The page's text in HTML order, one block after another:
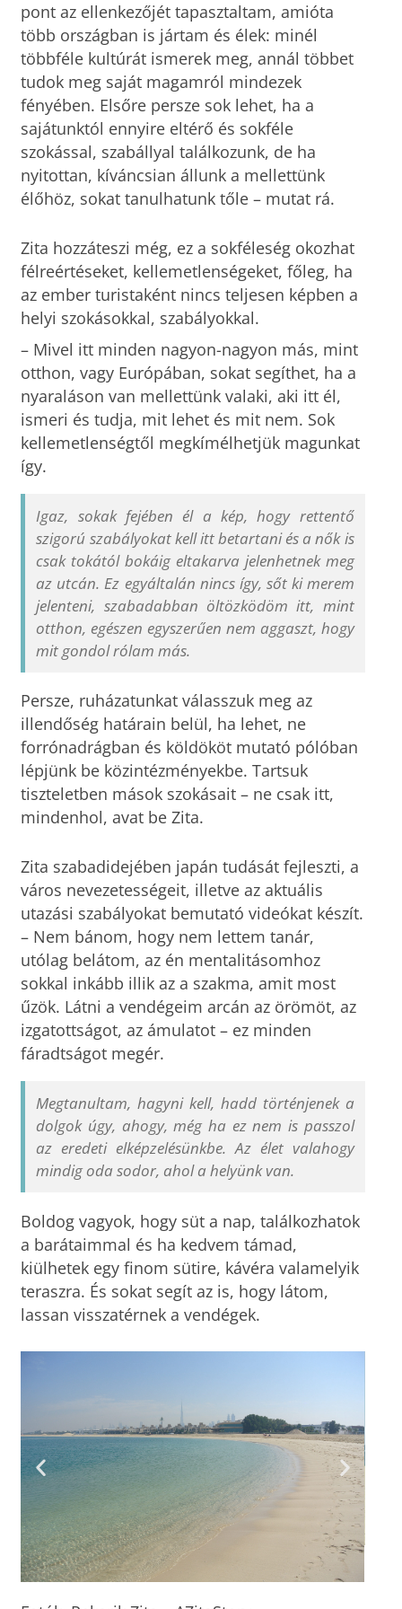
pont az ellenkezőjét tapasztaltam, amióta
több országban is jártam és élek: minél
többféle kultúrát ismerek meg, annál többet
tudok meg saját magamról mindezek
fényében. Elsőre persze sok lehet, ha a
sajátunktól ennyire eltérő és sokféle
szokással, szabállyal találkozunk, de ha
nyitottan, kíváncsian állunk a mellettünk
élőhöz, sokat tanulhatunk tőle – mutat rá.
Zita hozzáteszi még, ez a sokféleség okozhat
félreértéseket, kellemetlenségeket, főleg, ha
az ember turistaként nincs teljesen képben a
helyi szokásokkal, szabályokkal.
– Mivel itt minden nagyon-nagyon más, mint
otthon, vagy Európában, sokat segíthet, ha a
nyaraláson van mellettünk valaki, aki itt él,
ismeri és tudja, mit lehet és mit nem. Sok
kellemetlenségtől megkímélhetjük magunkat
így.
Igaz, sokak fejében él a kép, hogy rettentő
szigorú szabályokat kell itt betartani és a nők is
csak tokától bokáig eltakarva jelenhetnek meg
az utcán. Ez egyáltalán nincs így, sőt ki merem
jelenteni, szabadabban öltözködöm itt, mint
otthon, egészen egyszerűen nem aggaszt, hogy
mit gondol rólam más.
Persze, ruházatunkat válasszuk meg az
illendőség határain belül, ha lehet, ne
forrónadrágban és köldököt mutató pólóban
lépjünk be közintézményekbe. Tartsuk
tiszteletben mások szokásait – ne csak itt,
mindenhol, avat be Zita.
Zita szabadidejében japán tudását fejleszti, a
város nevezetességeit, illetve az aktuális
utazási szabályokat bemutató videókat készít.
– Nem bánom, hogy nem lettem tanár,
utólag belátom, az én mentalitásomhoz
sokkal inkább illik az a szakma, amit most
űzök. Látni a vendégeim arcán az örömöt, az
izgatottságot, az ámulatot – ez minden
fáradtságot megér.
Megtanultam, hagyni kell, hadd történjenek a
dolgok úgy, ahogy, még ha ez nem is passzol
az eredeti elképzelésünkbe. Az élet valahogy
mindig oda sodor, ahol a helyünk van.
Boldog vagyok, hogy süt a nap, találkozhatok
a barátaimmal és ha kedvem támad,
kiülhetek egy finom sütire, kávéra valamelyik
teraszra. És sokat segít az is, hogy látom,
lassan visszatérnek a vendégek.